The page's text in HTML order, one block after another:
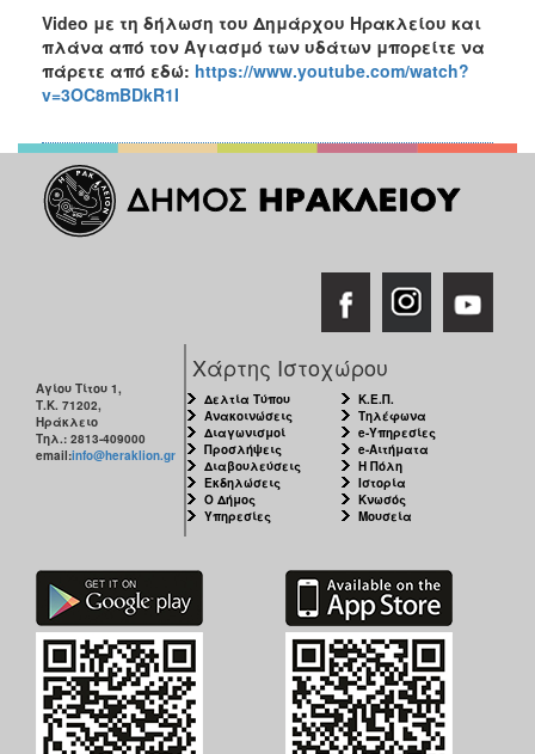
Video με τη δήλωση του Δημάρχου Ηρακλείου και
πλάνα από τον Αγιασμό των υδάτων μπορείτε να
πάρετε από εδώ: https://www.youtube.com/watch?
v=3OC8mBDkR1I
Αγίου Τίτου 1,
Τ.Κ. 71202,
Ηράκλειο
Τηλ.: 2813-409000
email:info@heraklion.gr
Χάρτης Ιστοχώρου
Δελτία Τύπου
Ανακοινώσεις
Διαγωνισμοί
Προσλήψεις
Διαβουλεύσεις
Εκδηλώσεις
Ο Δήμος
Υπηρεσίες
Κ.Ε.Π.
Τηλέφωνα
e-Υπηρεσίες
e-Αιτήματα
Η Πόλη
Ιστορία
Κνωσός
Μουσεία